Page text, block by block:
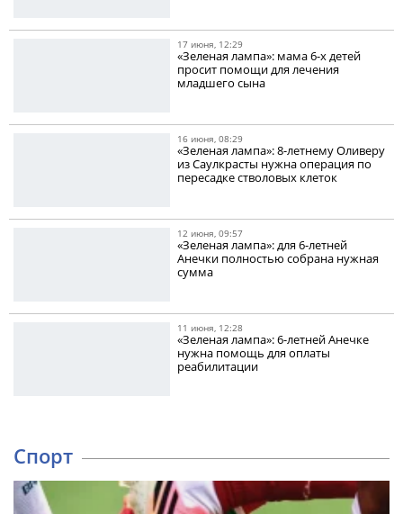
17 июня, 12:29
«Зеленая лампа»: мама 6-х детей
просит помощи для лечения
младшего сына
16 июня, 08:29
«Зеленая лампа»: 8-летнему Оливеру
из Саулкрасты нужна операция по
пересадке стволовых клеток
12 июня, 09:57
«Зеленая лампа»: для 6-летней
Анечки полностью собрана нужная
сумма
11 июня, 12:28
«Зеленая лампа»: 6-летней Анечке
нужна помощь для оплаты
реабилитации
Спорт